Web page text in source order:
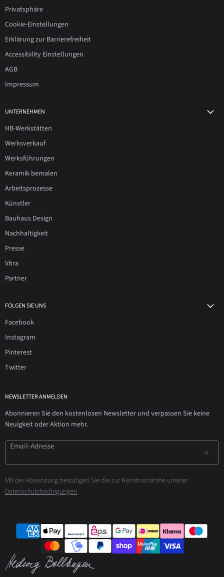
Privatsphäre
Cookie-Einstellungen
Erklärung zur Barrierefreiheit
Accessibility Einstellungen
AGB
Impressum
UNTERNEHMEN
HB-Werkstätten
Werksverkauf
Werksführungen
Keramik bemalen
Arbeitsprozesse
Künstler
Bauhaus Design
Nachhaltigkeit
Presse
Vitra
Partner
FOLGEN SIE UNS
Facebook
Instagram
Pinterest
Twitter
NEWSLETTER ANMELDEN
Abonnieren Sie den kostenlosen Newsletter und verpassen Sie keine
Neuigkeit oder Aktion mehr.
Email-Adresse
Mit der Absendung bestätigen Sie die zur Kenntnisnahme unserer
Datenschutzbedingungen.